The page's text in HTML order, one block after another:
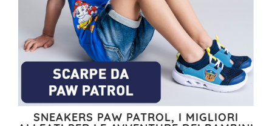
SNEAKERS PAW PATROL, I MIGLIORI